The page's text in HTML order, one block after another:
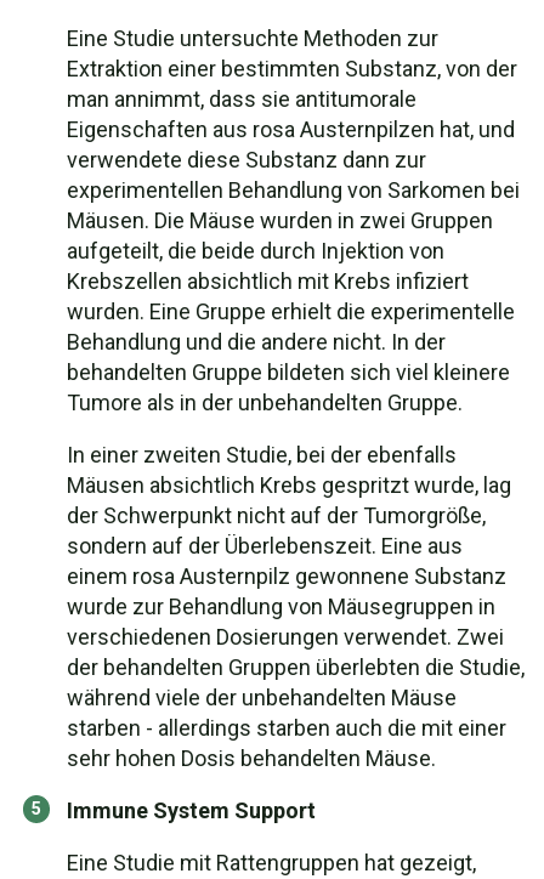
Eine Studie untersuchte Methoden zur
Extraktion einer bestimmten Substanz, von der
man annimmt, dass sie antitumorale
Eigenschaften aus rosa Austernpilzen hat, und
verwendete diese Substanz dann zur
experimentellen Behandlung von Sarkomen bei
Mäusen. Die Mäuse wurden in zwei Gruppen
aufgeteilt, die beide durch Injektion von
Krebszellen absichtlich mit Krebs infiziert
wurden. Eine Gruppe erhielt die experimentelle
Behandlung und die andere nicht. In der
behandelten Gruppe bildeten sich viel kleinere
Tumore als in der unbehandelten Gruppe.
In einer zweiten Studie, bei der ebenfalls
Mäusen absichtlich Krebs gespritzt wurde, lag
der Schwerpunkt nicht auf der Tumorgröße,
sondern auf der Überlebenszeit. Eine aus
einem rosa Austernpilz gewonnene Substanz
wurde zur Behandlung von Mäusegruppen in
verschiedenen Dosierungen verwendet. Zwei
der behandelten Gruppen überlebten die Studie,
während viele der unbehandelten Mäuse
starben - allerdings starben auch die mit einer
sehr hohen Dosis behandelten Mäuse.
Immune System Support
Eine Studie mit Rattengruppen hat gezeigt,